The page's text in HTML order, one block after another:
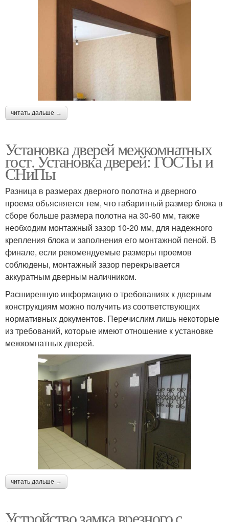
читать дальше →
Установка дверей межкомнатных
гост. Установка дверей: ГОСТы и
СНиПы
Разница в размерах дверного полотна и дверного
проема объясняется тем, что габаритный размер блока в
сборе больше размера полотна на 30-60 мм, также
необходим монтажный зазор 10-20 мм, для надежного
крепления блока и заполнения его монтажной пеной. В
финале, если рекомендуемые размеры проемов
соблюдены, монтажный зазор перекрывается
аккуратным дверным наличником.
Расширенную информацию о требованиях к дверным
конструкциям можно получить из соответствующих
нормативных документов. Перечислим лишь некоторые
из требований, которые имеют отношение к установке
межкомнатных дверей.
читать дальше →